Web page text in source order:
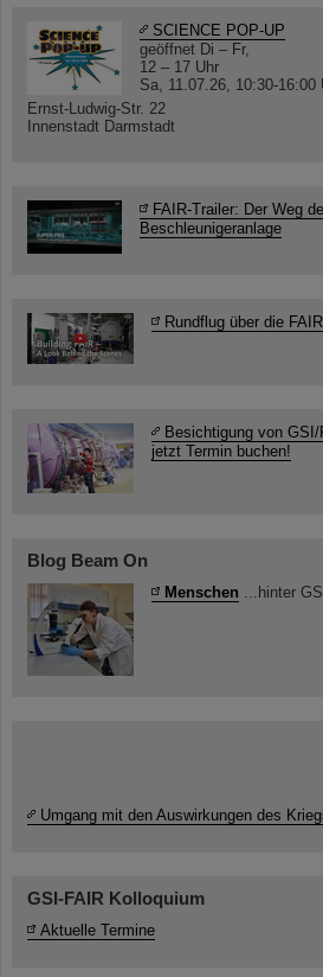
SCIENCE POP-UP
geöffnet Di – Fr,
12 – 17 Uhr
Sa, 11.07.26, 10:30-16:00
Ernst-Ludwig-Str. 22
Innenstadt Darmstadt
FAIR-Trailer: Der Weg
Beschleunigeranlage
Rundflug über die
Besichtigung von GSI/
jetzt Termin buchen!
Blog Beam On
Menschen ...hinter
Umgang mit den Auswirkungen des
GSI-FAIR Kolloquium
Aktuelle Termine